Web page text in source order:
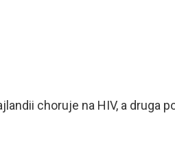
choruje na HIV, a druga